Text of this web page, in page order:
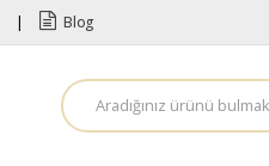
Blog
A
r
a